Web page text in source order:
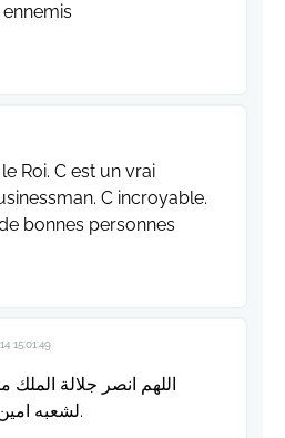
Roi. C est un vrai
C incroyable.
bonnes personnes
15:01:49
اللهم انصر جلالة
لشعبه امين انها التفاتتة في محلها.